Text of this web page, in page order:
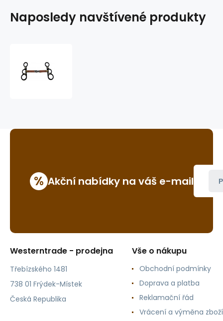
Naposledy navštívené produkty
% Akční nabídky na váš e-mail
Westerntrade - prodejna
Třebízského 1481
738 01 Frýdek-Místek
Česká Republika
Vše o nákupu
Obchodní podmínky
Doprava a platba
Reklamační řád
Vrácení a výměna zboží